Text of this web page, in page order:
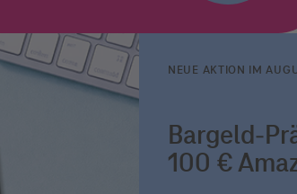
NEUE AKTION IM
Bargeld-
100 €